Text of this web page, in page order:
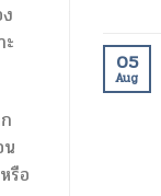
รือ
05
Aug